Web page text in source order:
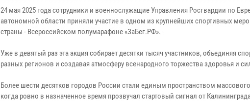
24 мая 2025 года сотрудники и военнослужащие Управления Росгвардии по
автономной области приняли участие в одном из крупнейших спортивных
страны - Всероссийском полумарафоне «ЗаБег.РФ».
Уже в девятый раз эта акция собирает десятки тысяч участников, объединяя
разных регионов и создавая атмосферу всенародного торжества здоровья и
Более шести десятков городов России стали единым пространством
когда ровно в назначенное время прозвучал стартовый сигнал от